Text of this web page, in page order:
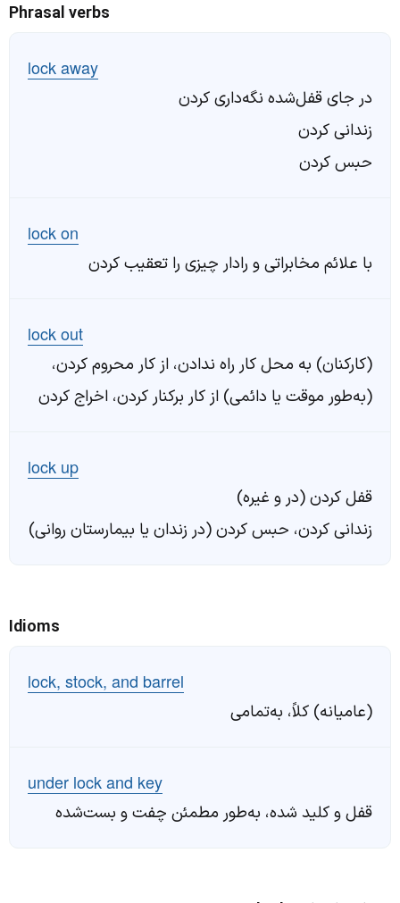
Phrasal verbs
lock away
در جای قفل‌شده نگه‌داری کردن
زندانی کردن
حبس کردن
lock on
با علائم مخابراتی و رادار چیزی را تعقیب کردن
lock out
(کارکنان) به محل کار راه ندادن، از کار محروم کردن،
(به‌طور موقت یا دائمی) از کار برکنار کردن، اخراج کردن
lock up
قفل کردن (در و غیره)
زندانی کردن، حبس کردن (در زندان یا بیمارستان روانی)
Idioms
lock, stock, and barrel
(عامیانه) کلاً، به‌تمامی
under lock and key
قفل و کلید شده، به‌طور مطمئن چفت و بست‌شده